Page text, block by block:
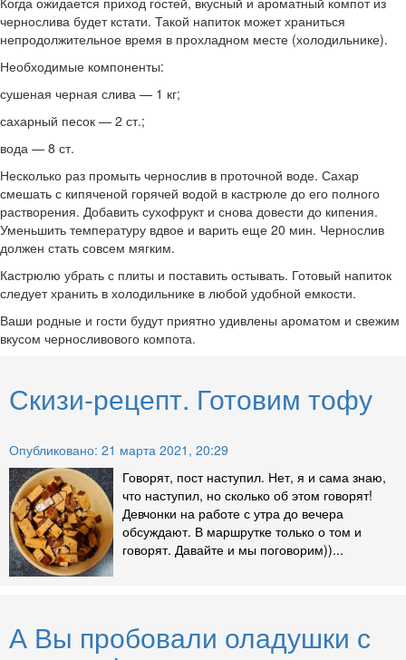
чернослива будет кстати. Такой напиток может храниться
непродолжительное время в прохладном месте (холодильнике).
Необходимые компоненты:
сушеная черная слива — 1 кг;
сахарный песок — 2 ст.;
вода — 8 ст.
Несколько раз промыть чернослив в проточной воде. Сахар
смешать с кипяченой горячей водой в кастрюле до его полного
растворения. Добавить сухофрукт и снова довести до кипения.
Уменьшить температуру вдвое и варить еще 20 мин. Чернослив
должен стать совсем мягким.
Кастрюлю убрать с плиты и поставить остывать. Готовый напиток
следует хранить в холодильнике в любой удобной емкости.
Ваши родные и гости будут приятно удивлены ароматом и свежим
вкусом черносливового компота.
Скизи-рецепт. Готовим тофу
Опубликовано: 21 марта 2021, 20:29
Говорят, пост наступил. Нет, я и сама знаю,
что наступил, но сколько об этом говорят!
Девчонки на работе с утра до вечера
обсуждают. В маршрутке только о том и
говорят. Давайте и мы поговорим))...
А Вы пробовали оладушки с